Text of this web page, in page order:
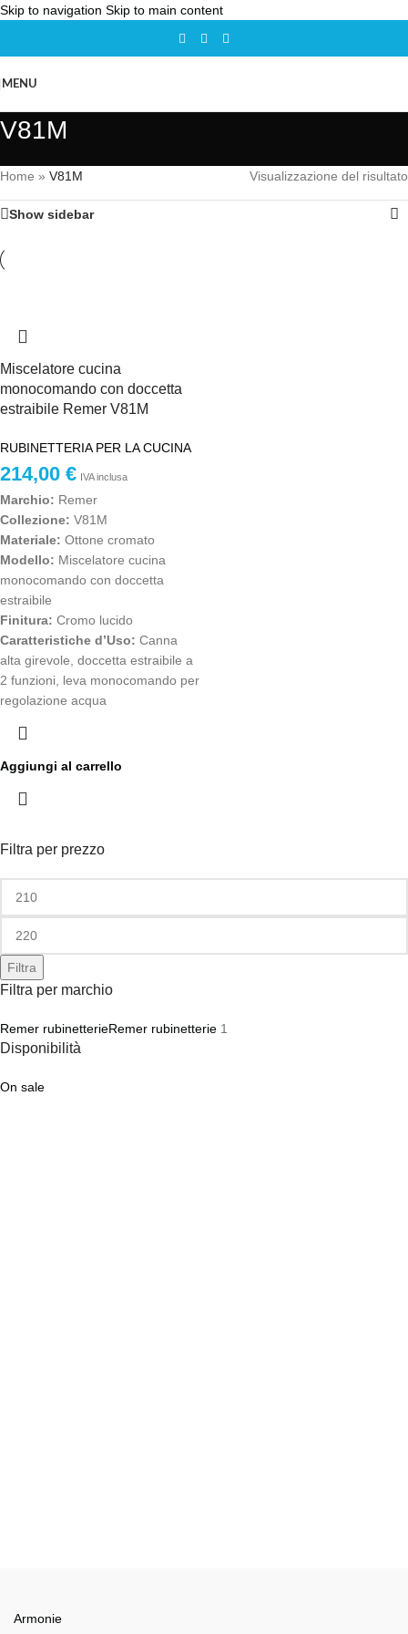
Skip to navigation Skip to main content
MENU
V81M
Filtra per prezzo
Filtra
Filtra per marchio
Remer rubinetterieRemer rubinetterie 1
Disponibilità
On sale
Home » V81M Visualizzazione del risultato
Show sidebar
Miscelatore cucina
monocomando con doccetta
estraibile Remer V81M
RUBINETTERIA PER LA CUCINA
214,00 € IVA inclusa
Marchio: Remer
Collezione: V81M
Materiale: Ottone cromato
Modello: Miscelatore cucina
monocomando con doccetta
estraibile
Finitura: Cromo lucido
Caratteristiche d’Uso: Canna
alta girevole, doccetta estraibile a
2 funzioni, leva monocomando per
regolazione acqua
Aggiungi al carrello
Armonie